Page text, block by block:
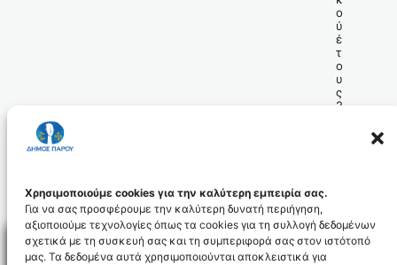
Χρησιμοποιούμε cookies για την καλύτερη εμπειρία σας.
Για να σας προσφέρουμε την καλύτερη δυνατή περιήγηση,
αξιοποιούμε τεχνολογίες όπως τα cookies για τη συλλογή δεδομένων
σχετικά με τη συσκευή σας και τη συμπεριφορά σας στον ιστότοπό
μας. Τα δεδομένα αυτά χρησιμοποιούνται αποκλειστικά για
ο
ύ
έ
τ
ο
υ
ς
2
apofasi_71.2011_id2852